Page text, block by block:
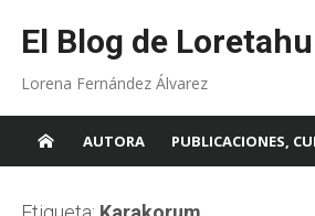
El Blog de
Lorena Fernández Álvarez
AUTORA PUBLICACIONES,